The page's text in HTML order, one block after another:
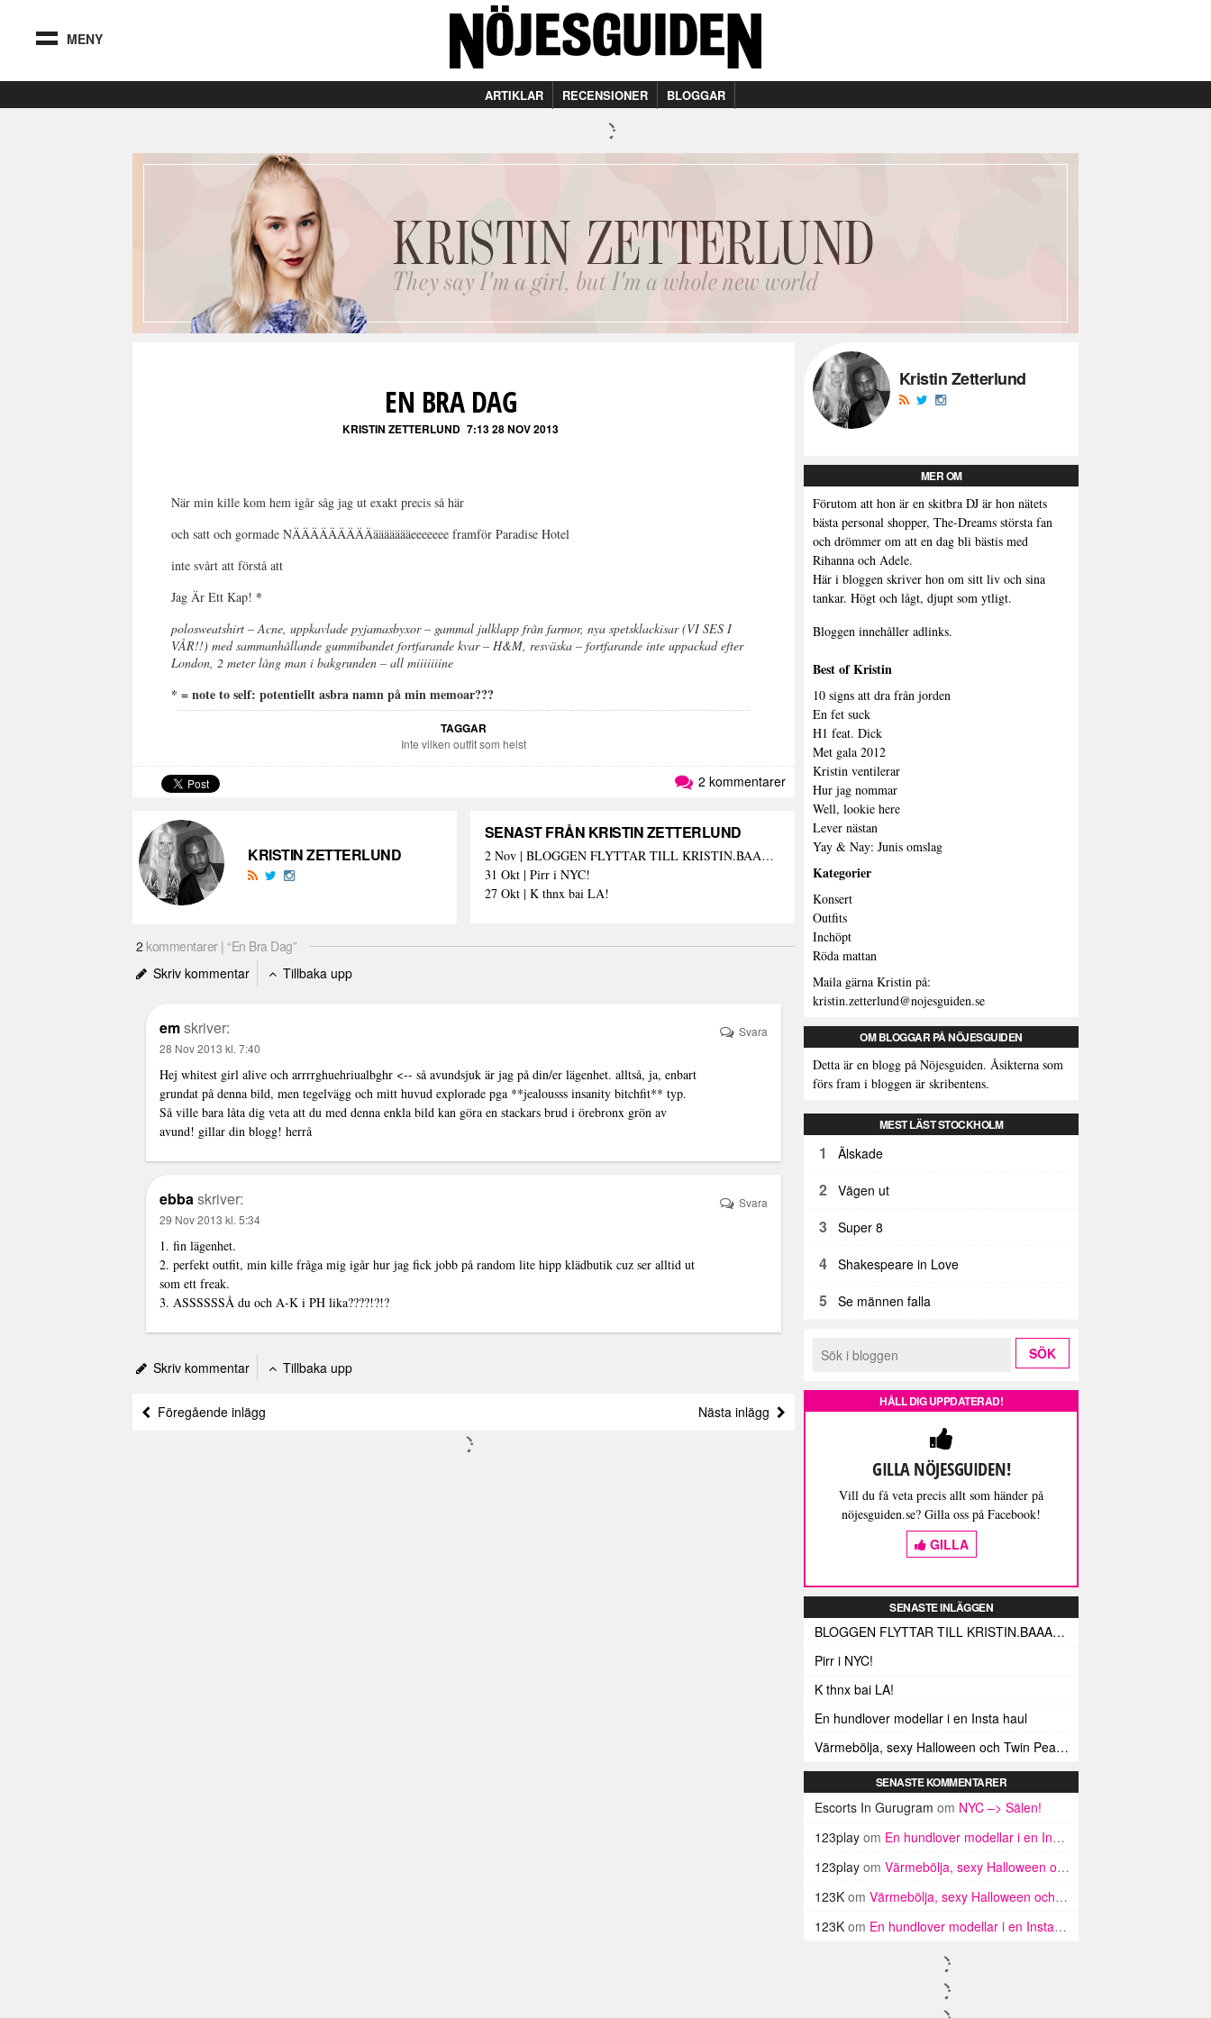
MENY
ARTIKLAR RECENSIONER BLOGGAR
EN BRA DAG
KRISTIN ZETTERLUND 7:13 28 NOV 2013
När min kille kom hem igår såg jag ut exakt precis så här
och satt och gormade NÄÄÄÄÄÄÄÄÄäääääääeeeeeee framför Paradise Hotel
inte svårt att förstå att
Jag Är Ett Kap! *
polosweatshirt – Acne, uppkavlade pyjamasbyxor – gammal julklapp från farmor, nya spetsklackisar (VI SES I
VÅR!!) med sammanhållande gummibandet fortfarande kvar – H&M, resväska – fortfarande inte uppackad efter
London, 2 meter lång man i bakgrunden – all miiiiiiine
* = note to self: potentiellt asbra namn på min memoar???
TAGGAR
Inte vilken outfit som helst
2 kommentarer
KRISTIN ZETTERLUND
SENAST FRÅN KRISTIN ZETTERLUND
2 Nov | BLOGGEN FLYTTAR TILL KRISTIN.BAAAM.SE!
31 Okt | Pirr i NYC!
27 Okt | K thnx bai LA!
2 kommentarer | “En Bra Dag”
Skriv kommentar
Tillbaka upp
emskriver:
28 Nov 2013 kl. 7:40
Hej whitest girl alive och arrrrghuehriualbghr <-- så avundsjuk är jag på din/er lägenhet. alltså, ja, enbart
grundat på denna bild, men tegelvägg och mitt huvud explorade pga **jealousss insanity bitchfit** typ.
Så ville bara låta dig veta att du med denna enkla bild kan göra en stackars brud i örebronx grön av
avund! gillar din blogg! herrå
Svara
ebbaskriver:
29 Nov 2013 kl. 5:34
1. fin lägenhet.
2. perfekt outfit, min kille fråga mig igår hur jag fick jobb på random lite hipp klädbutik cuz ser alltid ut
som ett freak.
3. ASSSSSSÅ du och A-K i PH lika????!?!?
Svara
Skriv kommentar Tillbaka upp
Föregående inlägg Nästa inlägg
Kristin Zetterlund
MER OM
Förutom att hon är en skitbra DJ är hon nätets
bästa personal shopper, The-Dreams största fan
och drömmer om att en dag bli bästis med
Rihanna och Adele.
Här i bloggen skriver hon om sitt liv och sina
tankar. Högt och lågt, djupt som ytligt.
Bloggen innehåller adlinks.
Best of Kristin
10 signs att dra från jorden
En fet suck
H1 feat. Dick
Met gala 2012
Kristin ventilerar
Hur jag nommar
Well, lookie here
Lever nästan
Yay & Nay: Junis omslag
Kategorier
Konsert
Outfits
Inchöpt
Röda mattan
Maila gärna Kristin på:
kristin.zetterlund@nojesguiden.se
OM BLOGGAR PÅ NÖJESGUIDEN
Detta är en blogg på Nöjesguiden. Åsikterna som
förs fram i bloggen är skribentens.
MEST LÄST STOCKHOLM
1 Älskade
2 Vägen ut
3 Super 8
4 Shakespeare in Love
5 Se männen falla
HÅLL DIG UPPDATERAD!
GILLA NÖJESGUIDEN!
Vill du få veta precis allt som händer på
nöjesguiden.se? Gilla oss på Facebook!
GILLA
SENASTE INLÄGGEN
BLOGGEN FLYTTAR TILL KRISTIN.BAAAM.SE!
Pirr i NYC!
K thnx bai LA!
En hundlover modellar i en Insta haul
Värmebölja, sexy Halloween och Twin Peaks i LA!
SENASTE KOMMENTARER
Escorts In Gurugram om NYC –> Sälen!
123play om En hundlover modellar i en Insta haul
123play om Värmebölja, sexy Halloween och Twin Peaks i LA!
123K om Värmebölja, sexy Halloween och Twin Peaks i LA!
123K om En hundlover modellar i en Insta haul